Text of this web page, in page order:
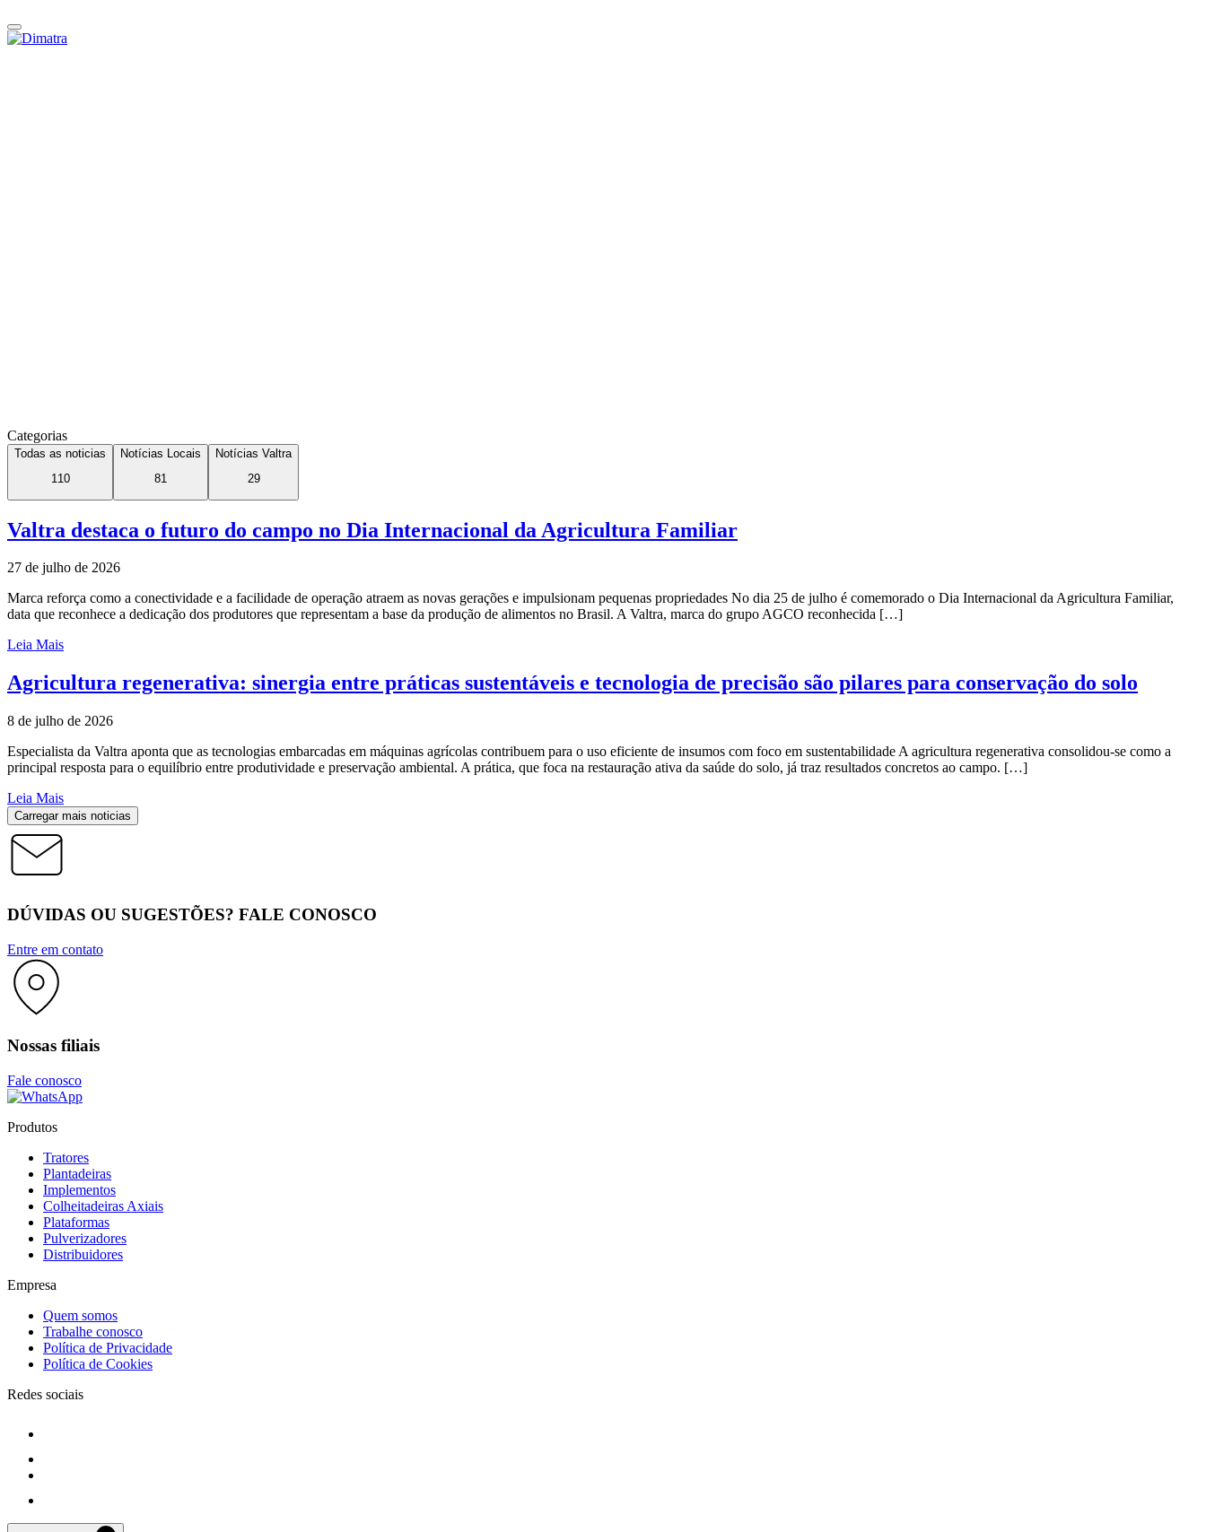
Categorias
Todas as noticias
110
Notícias Locais
81
Notícias Valtra
29
Valtra destaca o futuro do campo no Dia Internacional da Agricultura Familiar
27 de julho de 2026
Marca reforça como a conectividade e a facilidade de operação atraem as novas gerações e impulsionam pequenas propriedades No dia 25 de julho é comemorado o Dia Internacional da Agricultura Familiar,
data que reconhece a dedicação dos produtores que representam a base da produção de alimentos no Brasil. A Valtra, marca do grupo AGCO reconhecida […]
Leia Mais
Agricultura regenerativa: sinergia entre práticas sustentáveis e tecnologia de precisão são pilares para conservação do solo
8 de julho de 2026
Especialista da Valtra aponta que as tecnologias embarcadas em máquinas agrícolas contribuem para o uso eficiente de insumos com foco em sustentabilidade A agricultura regenerativa consolidou-se como a
principal resposta para o equilíbrio entre produtividade e preservação ambiental. A prática, que foca na restauração ativa da saúde do solo, já traz resultados concretos ao campo. […]
Leia Mais
Carregar mais noticias
DÚVIDAS OU SUGESTÕES? FALE CONOSCO
Entre em contato
Nossas filiais
Fale conosco
Produtos
Tratores
Plantadeiras
Implementos
Colheitadeiras Axiais
Plataformas
Pulverizadores
Distribuidores
Empresa
Quem somos
Trabalhe conosco
Política de Privacidade
Política de Cookies
Redes sociais